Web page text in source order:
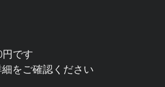
です
をご確認ください